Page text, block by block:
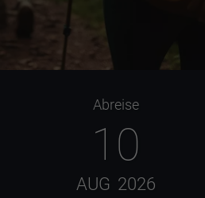
Abreise
10
AUG 2026